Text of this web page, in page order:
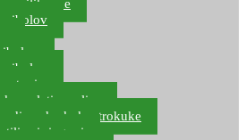
za silikonce
ribolov
ribolov
setovi
varalica
udice, dvokuke, trokuke
i ringovi